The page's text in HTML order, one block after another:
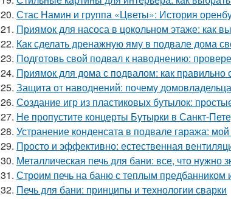
20. Стас Намин и группа «Цветы»: История
21. Приямок для насоса в цокольном этаже: как
22. Как сделать дренажную яму в подвале дома
23. Подготовь свой подвал к наводнению:
24. Приямок для дома с подвалом: как правильно
25. Защита от наводнений: почему
26. Создание игр из пластиковых бутылок:
27. Не пропустите концерты Бутырки в Санкт-
28. Устранение конденсата в подвале гаража:
29. Просто и эффективно: естественная
30. Металлическая печь для бани: все, что нужно
31. Строим печь на баню с теплым предбанником
32. Печь для бани: принципы и технологии сварки